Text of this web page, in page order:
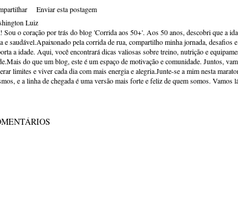
Enviar esta postagem
Luiz
Sou o coração por trás do blog 'Corrida aos 50+'. Aos 50 anos, descobri que a
e saudável.Apaixonado pela corrida de rua, compartilho minha jornada, desafios
a idade. Aqui, você encontrará dicas valiosas sobre treino, nutrição e
do que um blog, este é um espaço de motivação e comunidade. Juntos,
limites e viver cada dia com mais energia e alegria.Junte-se a mim nesta
e a linha de chegada é uma versão mais forte e feliz de quem somos. Vamos